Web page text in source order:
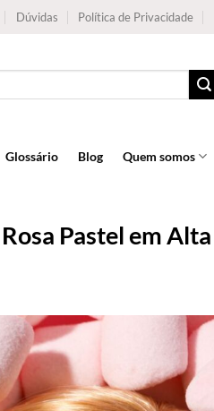
Dúvidas Política de Privacidade
Glossário Blog Quem somos
Pastel em Alta